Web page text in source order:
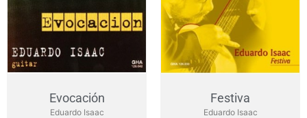
Evocación
Eduardo Isaac
Festiva
Eduardo Isaac